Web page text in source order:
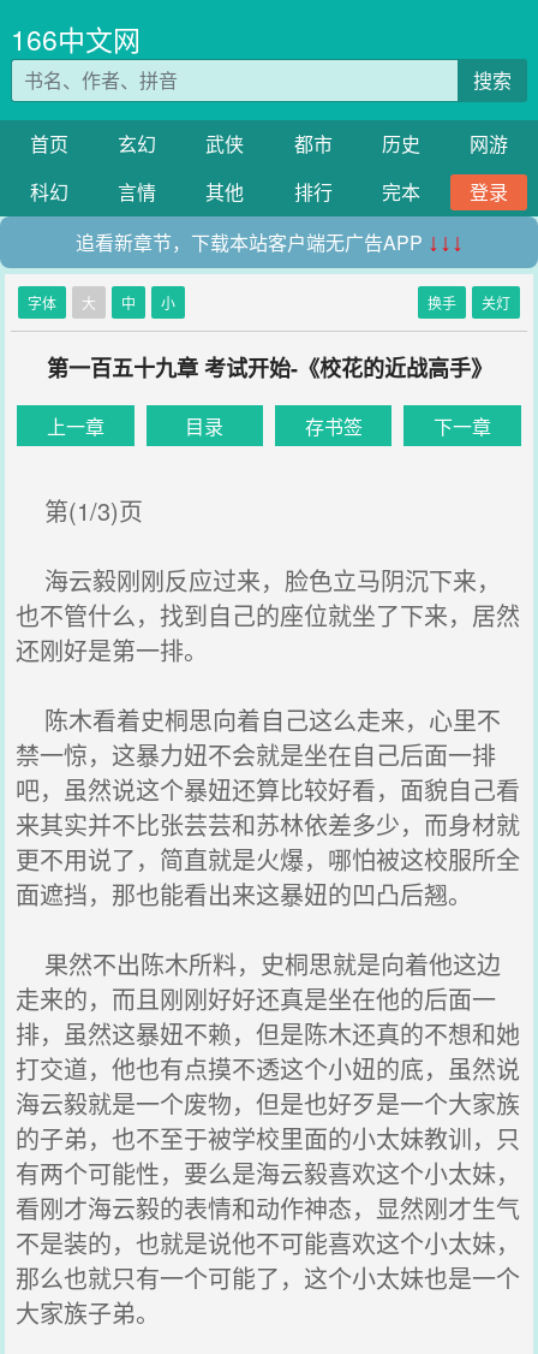
166中文网
搜索
首页 玄幻 武侠 都市 历史
网游
科幻
言情 其他 排行 完本
登录
追看新章节，下载本站客户端无广告APP ↓↓↓
字体 大 中 小 换手 关灯
第一百五十九章 考试开始-《校花的近战高手》
上一章 目录 存书签 下一章
第(1/3)页
海云毅刚刚反应过来，脸色立马阴沉下来，
也不管什么，找到自己的座位就坐了下来，居然
还刚好是第一排。
陈木看着史桐思向着自己这么走来，心里不
禁一惊，这暴力妞不会就是坐在自己后面一排
吧，虽然说这个暴妞还算比较好看，面貌自己看
来其实并不比张芸芸和苏林依差多少，而身材就
更不用说了，简直就是火爆，哪怕被这校服所全
面遮挡，那也能看出来这暴妞的凹凸后翘。
果然不出陈木所料，史桐思就是向着他这边
走来的，而且刚刚好好还真是坐在他的后面一
排，虽然这暴妞不赖，但是陈木还真的不想和她
打交道，他也有点摸不透这个小妞的底，虽然说
海云毅就是一个废物，但是也好歹是一个大家族
的子弟，也不至于被学校里面的小太妹教训，只
有两个可能性，要么是海云毅喜欢这个小太妹，
看刚才海云毅的表情和动作神态，显然刚才生气
不是装的，也就是说他不可能喜欢这个小太妹，
那么也就只有一个可能了，这个小太妹也是一个
大家族子弟。